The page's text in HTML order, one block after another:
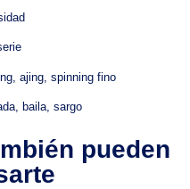
ajing, spinning fino
baila, sargo
pueden